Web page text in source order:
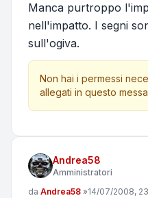
Manca purtroppo
nell'impatto. I segni
sull'ogiva.
Non hai i permessi
allegati in questo
Andrea58
Amministratori
Messaggio
da Andrea58 »14/07/2008,